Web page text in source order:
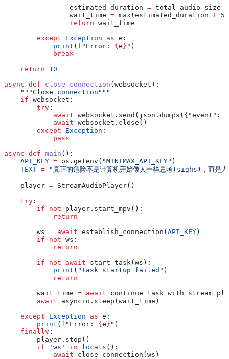
                estimated_duration
= total_audio_size
                wait_time
= max (estimated_duration + 5
                return
wait_time
        except
Exception as e:
            print
( f "Error: { e } " )
            break
    return
10
async def close_connection ( websocket ):
    """Close connection"""
    if
websocket:
        try
:
            await
websocket.send(json.dumps({ "event" :
            await
websocket.close()
        except
Exception :
            pass
async def main ():
    API_KEY
= os.getenv( "MINIMAX_API_KEY" )
    TEXT
= "真正的危险不是计算机开始像人一样思考(sighs)，而是人
    player
= StreamAudioPlayer()
    try
:
        if
not player.start_mpv():
            return
        ws
= await establish_connection( API_KEY )
        if
not ws:
            return
        if
not await start_task(ws):
            print
( "Task startup failed" )
            return
        wait_time
= await
        await
asyncio.sleep(wait_time)
    except
Exception as e:
        print
( f "Error: { e } " )
    finally
:
        player.stop()
        if
'ws' in locals ():
            await
close_connection(ws)